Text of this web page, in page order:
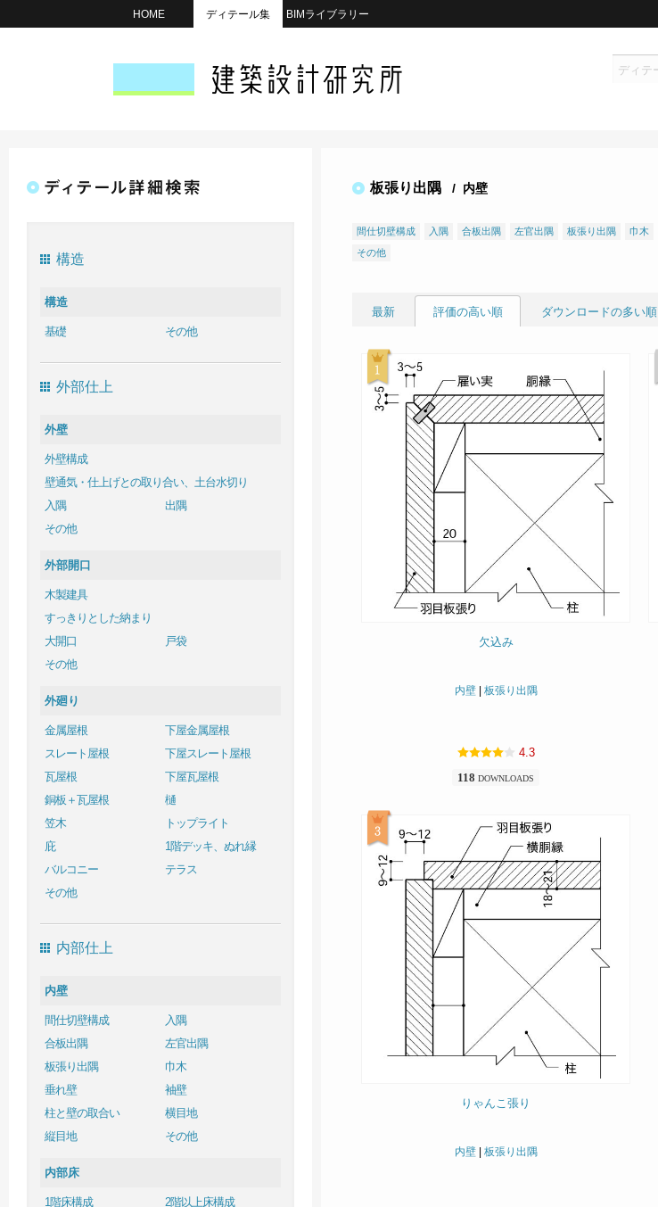
HOME ディテール集 BIMライブラリー
構造
構造
基礎 その他
外部仕上
外壁
外壁構成
壁通気・仕上げとの取り合い、土台水切り
入隅
出隅
その他
外部開口
木製建具
すっきりとした納まり
大開口
戸袋
その他
外廻り
金属屋根
下屋金属屋根
スレート屋根
下屋スレート屋根
瓦屋根
下屋瓦屋根
銅板＋瓦屋根
樋
笠木
トップライト
庇
1階デッキ、ぬれ縁
バルコニー
テラス
その他
内部仕上
内壁
間仕切壁構成
入隅
合板出隅
左官出隅
板張り出隅
巾木
垂れ壁
袖壁
柱と壁の取合い
横目地
縦目地
その他
内部床
1階床構成
2階以上床構成
板張り出隅 / 内壁
間仕切壁構成 入隅 合板出隅 左官出隅 板張り出隅 巾木
その他
最新 評価の高い順 ダウンロードの多い順
欠込み
内壁| 板張り出隅
4.3
118 DOWNLOADS
りゃんこ張り
内壁| 板張り出隅